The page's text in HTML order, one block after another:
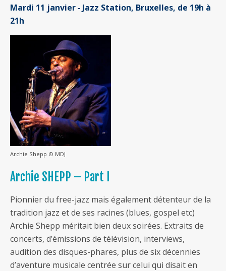
Mardi 11 janvier ‐ Jazz Station, Bruxelles, de 19h à
21h
Archie Shepp © MDJ
Archie SHEPP – Part I
Pionnier du free-jazz mais également détenteur de la
tradition jazz et de ses racines (blues, gospel etc)
Archie Shepp méritait bien deux soirées. Extraits de
concerts, d’émissions de télévision, interviews,
audition des disques-phares, plus de six décennies
d’aventure musicale centrée sur celui qui disait en